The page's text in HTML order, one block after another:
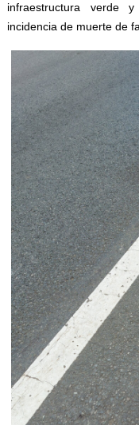
infraestructura verde
incidencia de muerte de